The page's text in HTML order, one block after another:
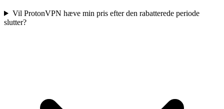
Vil ProtonVPN hæve min pris efter den rabatterede periode
slutter?